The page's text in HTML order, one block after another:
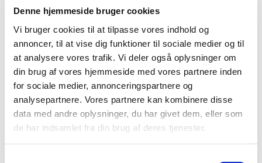
Denne hjemmeside bruger cookies
Vi bruger cookies til at tilpasse vores indhold og
annoncer, til at vise dig funktioner til sociale medier og til
at analysere vores trafik. Vi deler også oplysninger om
din brug af vores hjemmeside med vores partnere inden
for sociale medier, annonceringspartnere og
analysepartnere. Vores partnere kan kombinere disse
data med andre oplysninger, du har givet dem, eller som
de har indsamlet fra din brug af deres tjenester.
med det grønne, og vi opfordrer Adventskirken,
med tjeklisten.
At være grøn kirke er en aldrig afsluttet proces.
Om Timotheus kirken står der:
I foråret 2019 blev menighedsrådet i
Timotheuskirken gennem en artikel i
Menighedsrådenes Blad opmærksom på Grøn
Kirke-initiativet. Da vi er kirke i et område, hvor det